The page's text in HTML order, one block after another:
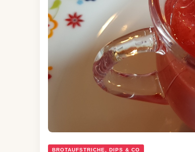
BROTAUFSTRICHE, DIPS & CO